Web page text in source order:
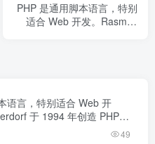
PHP 是通用脚本语言，特别
适合 Web 开发。Rasmus
语言，特别适合 Web 开
于 1994 年创造 PHP，
人简历访问量。如今 PHP 驱
49